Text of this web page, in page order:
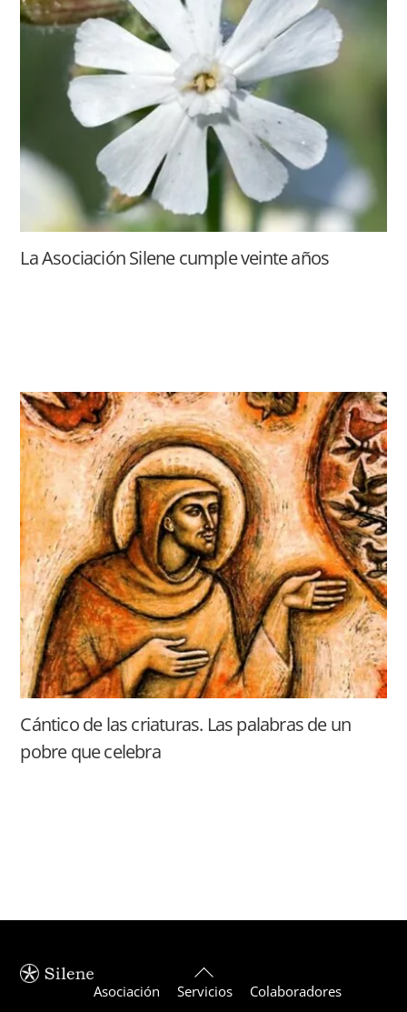
La Asociación Silene cumple veinte años
Cántico de las criaturas. Las palabras de un
pobre que celebra
Back
To
Asociación Servicios Colaboradores